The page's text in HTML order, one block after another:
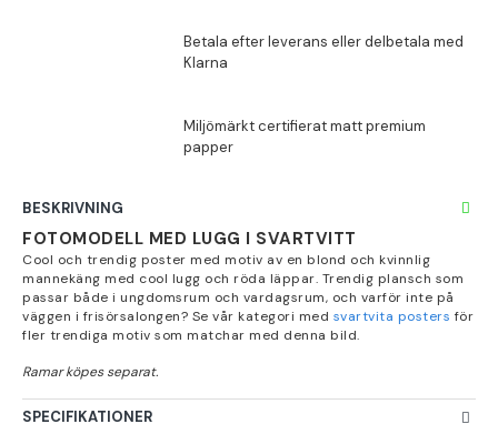
BESKRIVNING
FOTOMODELL MED LUGG I SVARTVITT
Cool och trendig poster med motiv av en blond och kvinnlig
mannekäng med cool lugg och röda läppar. Trendig plansch som
passar både i ungdomsrum och vardagsrum, och varför inte på
väggen i frisörsalongen? Se vår kategori med svartvita posters för
fler trendiga motiv som matchar med denna bild.
SPECIFIKATIONER